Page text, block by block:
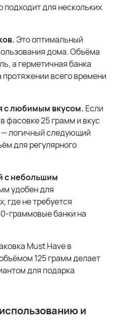
для нескольких
Это оптимальный
дома. Объёма
а герметичная банка
всего времени
с любимым вкусом. Если
фасовке 25 грамм и вкус
— логичный следующий
для регулярного
с небольшим
удобен для
где не требуется
граммовые банки на
Must Have в
125 грамм делает
для подарка
и